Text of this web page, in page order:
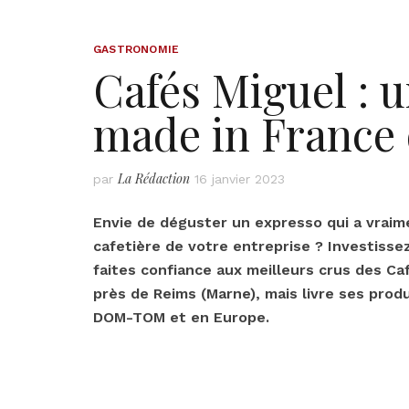
GASTRONOMIE
Cafés Miguel :
made in
par La Rédaction 16 janvier 2023
Envie de déguster un expresso qui a
cafetière de votre entreprise ?
faites confiance aux meilleurs crus des
près de Reims (Marne), mais livre ses
DOM-TOM et en Europe.